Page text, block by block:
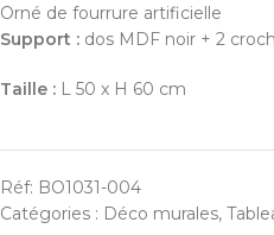
Orné de fourrure artificielle
Support : dos MDF noir + 2
Taille : L 50 x H 60 cm
Réf: BO1031-004
Catégories : Déco murales,